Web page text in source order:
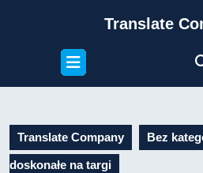
Translate
Open
Button
Translate Company Bez
doskonałe na targi